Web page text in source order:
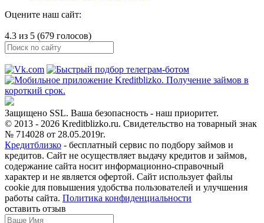
Оцените наш сайт:
4.3 из 5 (679 голосов)
Защищено SSL. Ваша безопасность - наш приоритет.
© 2013 - 2026 Kreditblizko.ru. Свидетельство на товарный знак
№ 714028 от 28.05.2019г.
Кредитблизко - бесплатный сервис по подбору займов и
кредитов. Сайт не осуществляет выдачу кредитов и займов,
содержание сайта носит информационно-справочный
характер и не является офертой. Сайт использует файлы
cookie для повышения удобства пользователей и улучшения
работы сайта. Политика конфиденциальности
оставить отзыв